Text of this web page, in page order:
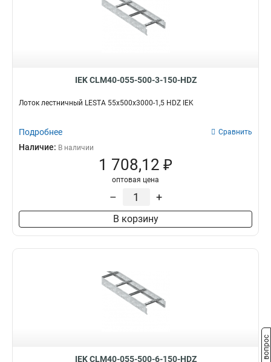
IEK CLM40-055-500-3-150-HDZ
Лоток лестничный LESTA 55х500х3000-1,5 HDZ IEK
Подробнее Сравнить
Наличие: В наличии
1 708,12 ₽
оптовая цена
– +
В корзину
IEK CLM40-055-500-6-150-HDZ